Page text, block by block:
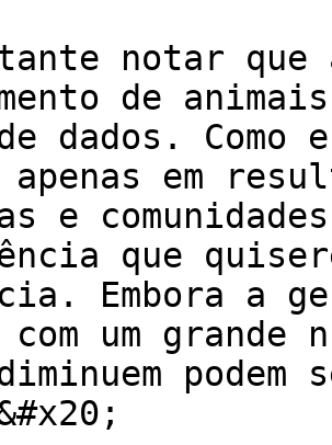
notar
de
dados. Como
apenas em
e
que
Embora a
com um